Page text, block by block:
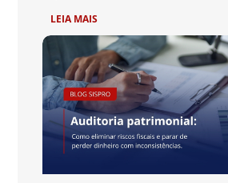
LEIA MAIS